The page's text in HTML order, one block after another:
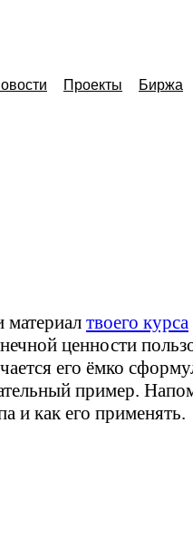
Проекты Биржа
материал твоего курса
ценности
его ёмко
пример.
и как его применять.